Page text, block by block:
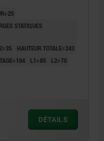
STATIQUES
HAUTEUR TOTALE=243
L1=85
L2=70
DÉTAILS